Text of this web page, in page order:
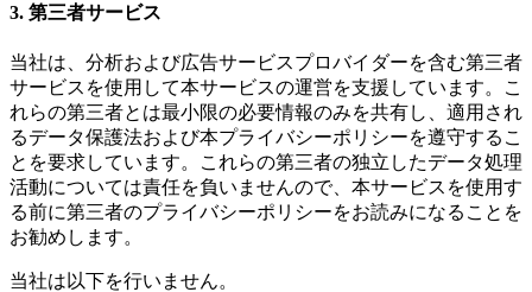
3. 第三者サービス
当社は、分析および広告サービスプロバイダーを含む第三者
サービスを使用して本サービスの運営を支援しています。こ
れらの第三者とは最小限の必要情報のみを共有し、適用され
るデータ保護法および本プライバシーポリシーを遵守するこ
とを要求しています。これらの第三者の独立したデータ処理
活動については責任を負いませんので、本サービスを使用す
る前に第三者のプライバシーポリシーをお読みになることを
お勧めします。
当社は以下を行いません。